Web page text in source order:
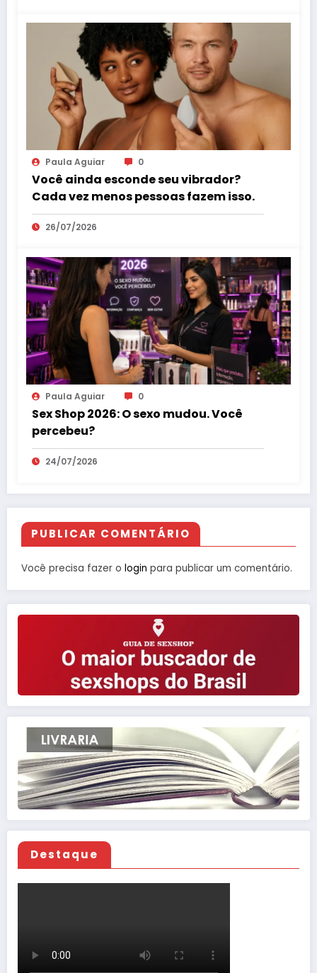
Paula Aguiar 0
Você ainda esconde seu vibrador?
Cada vez menos pessoas fazem isso.
26/07/2026
Paula Aguiar 0
Sex Shop 2026: O sexo mudou. Você
percebeu?
24/07/2026
PUBLICAR COMENTÁRIO
Você precisa fazer o login para publicar um comentário.
Destaque